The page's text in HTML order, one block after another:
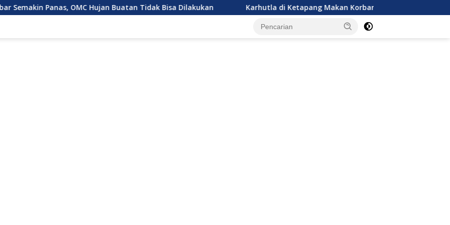
OMC Hujan Buatan Tidak Bisa Dilakukan Karhutla di Ketapang Makan Korban Jiwa Firman’s Grup